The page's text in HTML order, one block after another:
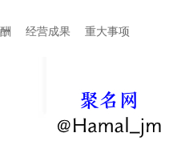
经营成果 重大事项